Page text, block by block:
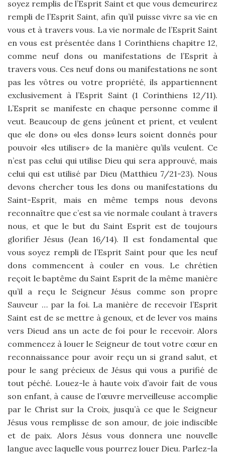
soyez remplis de l’Esprit Saint et que vous demeurirez
rempli de l’Esprit Saint, afin qu’il puisse vivre sa vie en
vous et à travers vous. La vie normale de l’Esprit Saint
en vous est présentée dans 1 Corinthiens chapitre 12,
comme neuf dons ou manifestations de l’Esprit à
travers vous. Ces neuf dons ou manifestations ne sont
pas les vôtres ou votre propriété, ils appartiennent
exclusivement à l’Esprit Saint (1 Corinthiens 12/11).
L’Esprit se manifeste en chaque personne comme il
veut. Beaucoup de gens jeûnent et prient, et veulent
que «le don» ou «les dons» leurs soient donnés pour
pouvoir «les utiliser» de la manière qu’ils veulent. Ce
n’est pas celui qui utilise Dieu qui sera approuvé, mais
celui qui est utilisé par Dieu (Matthieu 7/21-23). Nous
devons chercher tous les dons ou manifestations du
Saint-Esprit, mais en même temps nous devons
reconnaître que c’est sa vie normale coulant à travers
nous, et que le but du Saint Esprit est de toujours
glorifier Jésus (Jean 16/14). Il est fondamental que
vous soyez rempli de l’Esprit Saint pour que les neuf
dons commencent à couler en vous. Le chrétien
reçoit le baptême du Saint Esprit de la même manière
qu’il a reçu le Seigneur Jésus comme son propre
Sauveur … par la foi. La manière de recevoir l’Esprit
Saint est de se mettre à genoux, et de lever vos mains
vers Dieud ans un acte de foi pour le recevoir. Alors
commencez à louer le Seigneur de tout votre cœur en
reconnaissance pour avoir reçu un si grand salut, et
pour le sang précieux de Jésus qui vous a purifié de
tout péché. Louez-le à haute voix d’avoir fait de vous
son enfant, à cause de l’œuvre merveilleuse accomplie
par le Christ sur la Croix, jusqu’à ce que le Seigneur
Jésus vous remplisse de son amour, de joie indiscible
et de paix. Alors Jésus vous donnera une nouvelle
langue avec laquelle vous pourrez louer Dieu. Parlez-la